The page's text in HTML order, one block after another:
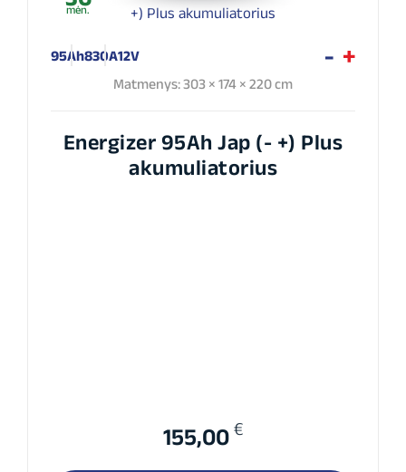
mėn.
95Ah830A12V
Matmenys: 303 × 174 × 220 cm
Energizer 95Ah Jap (- +) Plus
akumuliatorius
155,00 €